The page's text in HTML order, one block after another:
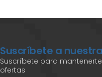
Suscríbete a
Suscríbete para
ofertas